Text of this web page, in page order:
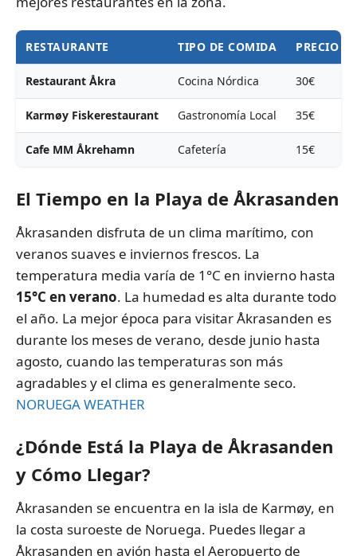
RESTAURANTE TIPO DE COMIDA PRECIO
Restaurant Åkra Cocina Nórdica 30€
Karmøy Fiskerestaurant Gastronomía Local 35€
Cafe MM Åkrehamn Cafetería 15€
El Tiempo en la Playa de Åkrasanden
Åkrasanden disfruta de un clima marítimo, con
veranos suaves e inviernos frescos. La
temperatura media varía de 1°C en invierno hasta
15°C en verano. La humedad es alta durante todo
el año. La mejor época para visitar Åkrasanden es
durante los meses de verano, desde junio hasta
agosto, cuando las temperaturas son más
agradables y el clima es generalmente seco.
NORUEGA WEATHER
¿Dónde Está la Playa de Åkrasanden
y Cómo Llegar?
Åkrasanden se encuentra en la isla de Karmøy, en
la costa suroeste de Noruega. Puedes llegar a
Åkrasanden en avión hasta el Aeropuerto de